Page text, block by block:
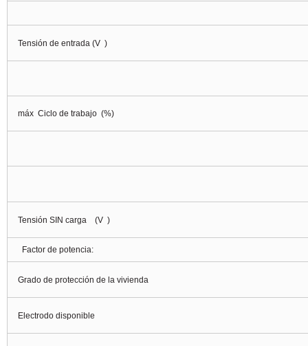
Tensión de entrada (V )
máx Ciclo de trabajo (%)
Tensión SIN carga (V )
Factor de potencia:
Grado de protección de la vivienda
Electrodo disponible